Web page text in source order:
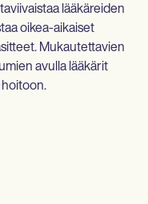
lääkäreiden
oikea-aikaiset
Mukautettavien
avulla lääkärit